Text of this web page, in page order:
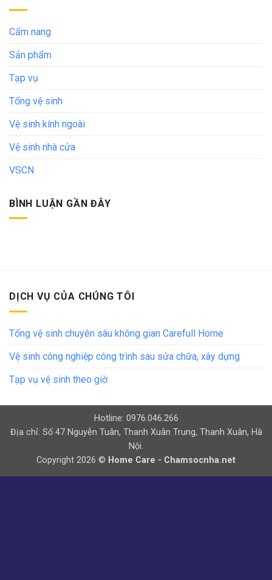
Cẩm nang
Sản phẩm
Tạp vụ
Tổng vệ sinh
Vệ sinh kính ngoài
Vệ sinh nhà cửa
VSCN
BÌNH LUẬN GẦN ĐÂY
DỊCH VỤ CỦA CHÚNG TÔI
Tổng vệ sinh chuyên sâu không gian Carefull Home
Vệ sinh công nghiệp công trình sau sửa chữa, xây dựng
Tạp vụ vệ sinh theo giờ
Hotline: 0976.046.266
Địa chỉ: Số 47 Nguyễn Tuân, Thanh Xuân Trung, Thanh Xuân, Hà
Nội.
Copyright 2026 © Home Care - Chamsocnha.net